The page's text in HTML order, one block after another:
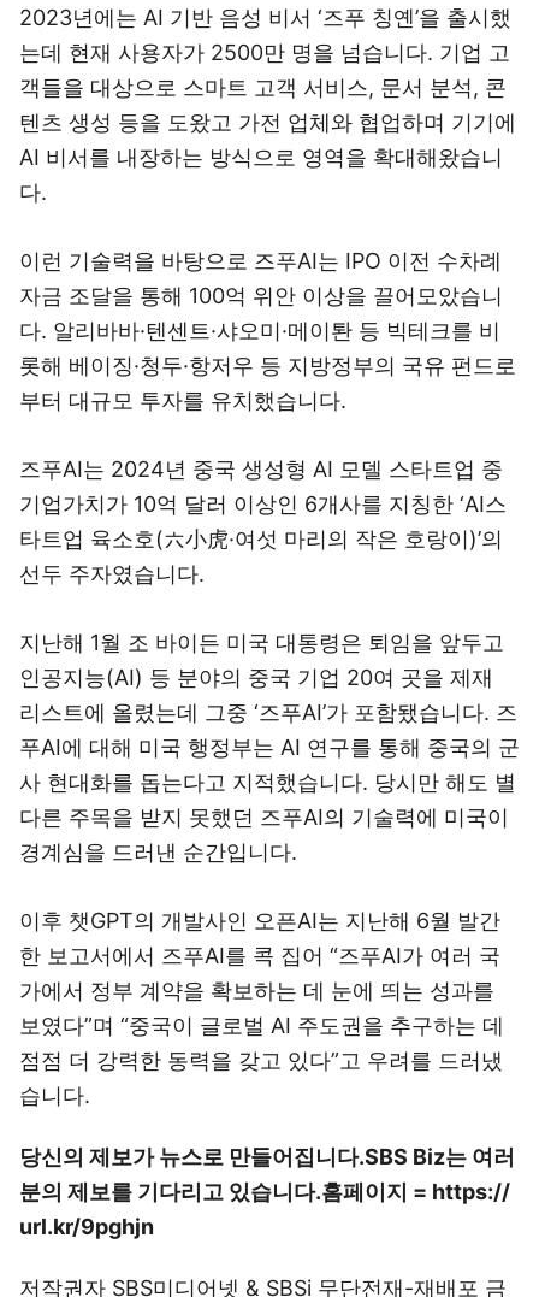
2023년에는 AI 기반 음성 비서 ‘즈푸 칭옌’을 출시했
는데 현재 사용자가 2500만 명을 넘습니다. 기업 고
객들을 대상으로 스마트 고객 서비스, 문서 분석, 콘
텐츠 생성 등을 도왔고 가전 업체와 협업하며 기기에
AI 비서를 내장하는 방식으로 영역을 확대해왔습니
다.
이런 기술력을 바탕으로 즈푸AI는 IPO 이전 수차례
자금 조달을 통해 100억 위안 이상을 끌어모았습니
다. 알리바바·텐센트·샤오미·메이퇀 등 빅테크를 비
롯해 베이징·청두·항저우 등 지방정부의 국유 펀드로
부터 대규모 투자를 유치했습니다.
즈푸AI는 2024년 중국 생성형 AI 모델 스타트업 중
기업가치가 10억 달러 이상인 6개사를 지칭한 ‘AI스
타트업 육소호(六小虎·여섯 마리의 작은 호랑이)’의
선두 주자였습니다.
지난해 1월 조 바이든 미국 대통령은 퇴임을 앞두고
인공지능(AI) 등 분야의 중국 기업 20여 곳을 제재
리스트에 올렸는데 그중 ‘즈푸AI’가 포함됐습니다. 즈
푸AI에 대해 미국 행정부는 AI 연구를 통해 중국의 군
사 현대화를 돕는다고 지적했습니다. 당시만 해도 별
다른 주목을 받지 못했던 즈푸AI의 기술력에 미국이
경계심을 드러낸 순간입니다.
이후 챗GPT의 개발사인 오픈AI는 지난해 6월 발간
한 보고서에서 즈푸AI를 콕 집어 “즈푸AI가 여러 국
가에서 정부 계약을 확보하는 데 눈에 띄는 성과를
보였다”며 “중국이 글로벌 AI 주도권을 추구하는 데
점점 더 강력한 동력을 갖고 있다”고 우려를 드러냈
습니다.
당신의 제보가 뉴스로 만들어집니다.SBS Biz는 여러
분의 제보를 기다리고 있습니다.홈페이지 = https://
url.kr/9pghjn
저작권자 SBS미디어넷 & SBSi 무단전재-재배포 금